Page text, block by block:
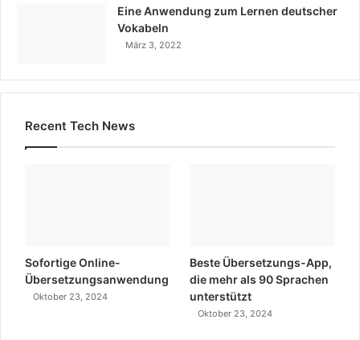
Eine Anwendung zum Lernen deutscher
Vokabeln
März 3, 2022
Recent Tech News
Sofortige Online-
Übersetzungsanwendung
Oktober 23, 2024
Beste Übersetzungs-App,
die mehr als 90 Sprachen
unterstützt
Oktober 23, 2024